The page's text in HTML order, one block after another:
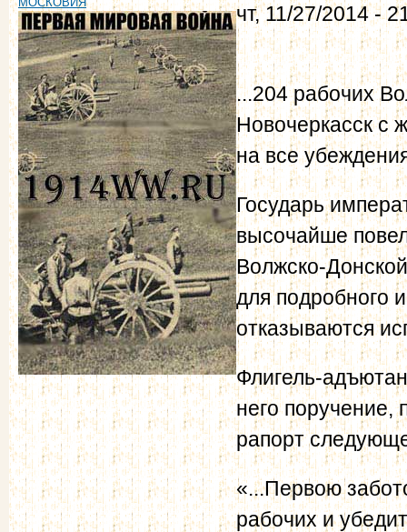
чт, 11/27/2014 -
...204 рабочих
Новочеркасск с
на все
Государь
высочайше
Волжско-
для подробного
отказываются
Флигель-
него поручение,
рапорт
«...Первою
рабочих и